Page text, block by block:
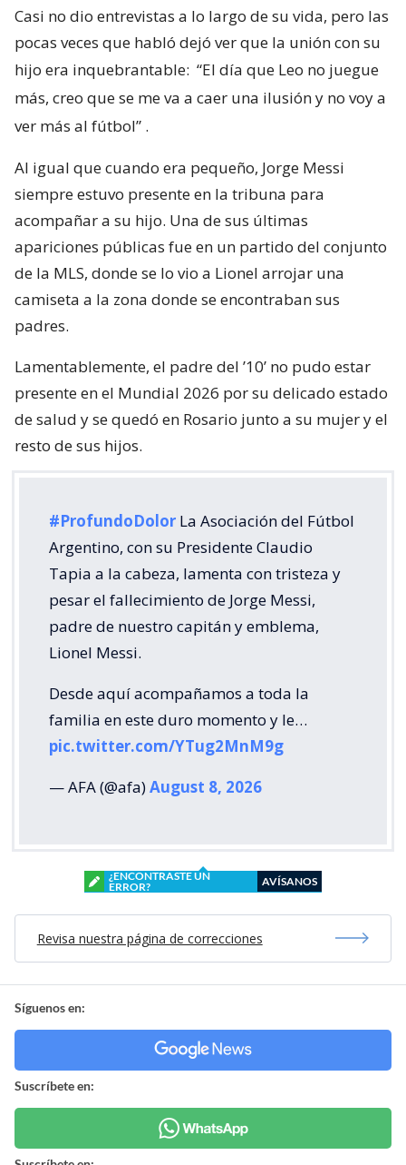
Casi no dio entrevistas a lo largo de su vida, pero las
pocas veces que habló dejó ver que la unión con su
hijo era inquebrantable: “El día que Leo no juegue
más, creo que se me va a caer una ilusión y no voy a
ver más al fútbol” .
Al igual que cuando era pequeño, Jorge Messi
siempre estuvo presente en la tribuna para
acompañar a su hijo. Una de sus últimas
apariciones públicas fue en un partido del conjunto
de la MLS, donde se lo vio a Lionel arrojar una
camiseta a la zona donde se encontraban sus
padres.
Lamentablemente, el padre del ’10’ no pudo estar
presente en el Mundial 2026 por su delicado estado
de salud y se quedó en Rosario junto a su mujer y el
resto de sus hijos.
#ProfundoDolor La Asociación del Fútbol
Argentino, con su Presidente Claudio
Tapia a la cabeza, lamenta con tristeza y
pesar el fallecimiento de Jorge Messi,
padre de nuestro capitán y emblema,
Lionel Messi.
Desde aquí acompañamos a toda la
familia en este duro momento y le…
pic.twitter.com/YTug2MnM9g
— AFA (@afa)August 8, 2026
¿ENCONTRASTE UN
ERROR?
AVÍSANOS
Revisa nuestra página de correcciones
Síguenos en:
Suscríbete en: